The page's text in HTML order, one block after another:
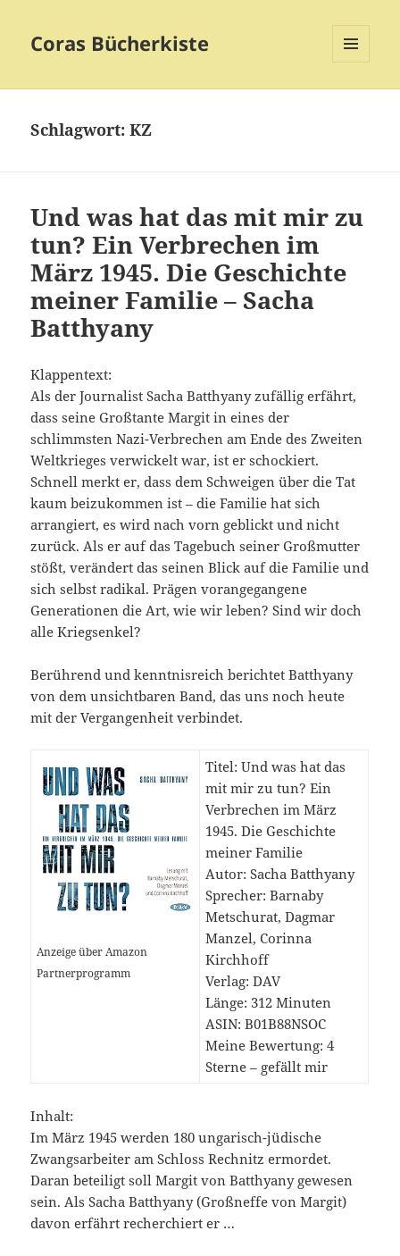
Coras Bücherkiste
Schlagwort:KZ
Und was hat das mit mir zu
tun? Ein Verbrechen im
März 1945. Die Geschichte
meiner Familie – Sacha
Batthyany
Klappentext:
Als der Journalist Sacha Batthyany zufällig erfährt,
dass seine Großtante Margit in eines der
schlimmsten Nazi-Verbrechen am Ende des Zweiten
Weltkrieges verwickelt war, ist er schockiert.
Schnell merkt er, dass dem Schweigen über die Tat
kaum beizukommen ist – die Familie hat sich
arrangiert, es wird nach vorn geblickt und nicht
zurück. Als er auf das Tagebuch seiner Großmutter
stößt, verändert das seinen Blick auf die Familie und
sich selbst radikal. Prägen vorangegangene
Generationen die Art, wie wir leben? Sind wir doch
alle Kriegsenkel?
Berührend und kenntnisreich berichtet Batthyany
von dem unsichtbaren Band, das uns noch heute
mit der Vergangenheit verbindet.
Anzeige über Amazon
Partnerprogramm
Titel: Und was hat das
mit mir zu tun? Ein
Verbrechen im März
1945. Die Geschichte
meiner Familie
Autor: Sacha Batthyany
Sprecher: Barnaby
Metschurat, Dagmar
Manzel, Corinna
Kirchhoff
Verlag: DAV
Länge: 312 Minuten
ASIN: B01B88NSOC
Meine Bewertung: 4
Sterne – gefällt mir
Inhalt:
Im März 1945 werden 180 ungarisch-jüdische
Zwangsarbeiter am Schloss Rechnitz ermordet.
Daran beteiligt soll Margit von Batthyany gewesen
sein. Als Sacha Batthyany (Großneffe von Margit)
davon erfährt recherchiert er …